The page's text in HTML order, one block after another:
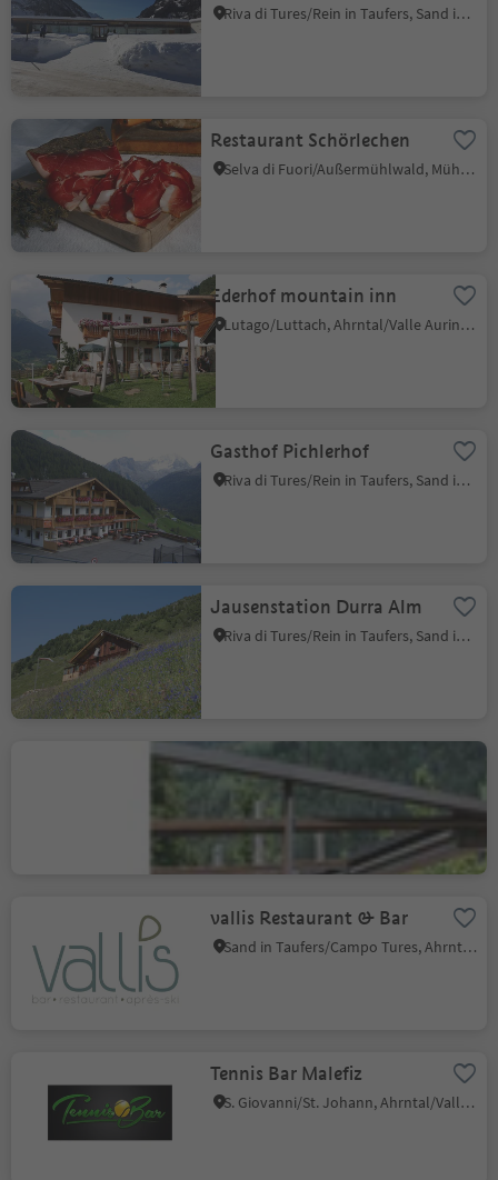
Riva di Tures/Rein in Taufers, Sand in Taufers/Campo Tures, Ahrntal/Valle Aurina
Restaurant Schörlechen
Selva di Fuori/Außermühlwald, Mühlwald/Selva dei Molini, Ahrntal/Valle Aurina
Ederhof mountain inn
Lutago/Luttach, Ahrntal/Valle Aurina, Ahrntal/Valle Aurina
Gasthof Pichlerhof
Riva di Tures/Rein in Taufers, Sand in Taufers/Campo Tures, Ahrntal/Valle Aurina
Jausenstation Durra Alm
Riva di Tures/Rein in Taufers, Sand in Taufers/Campo Tures, Ahrntal/Valle Aurina
Rivas Wasserfall-Bistro
vallis Restaurant & Bar
Sand in Taufers/Campo Tures, Ahrntal/Valle Aurina
Tennis Bar Malefiz
S. Giovanni/St. Johann, Ahrntal/Valle Aurina, Ahrntal/Valle Aurina